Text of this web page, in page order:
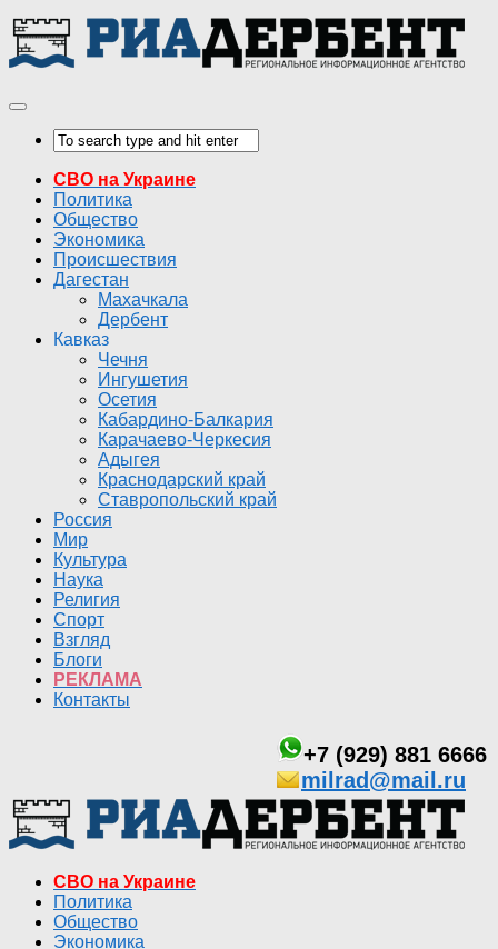
СВО на Украине
Политика
Общество
Экономика
Происшествия
Дагестан
Махачкала
Дербент
Кавказ
Чечня
Ингушетия
Осетия
Кабардино-Балкария
Карачаево-Черкесия
Адыгея
Краснодарский край
Ставропольский край
Россия
Мир
Культура
Наука
Религия
Спорт
Взгляд
Блоги
РЕКЛАМА
Контакты
+7 (929) 881 6666
milrad@mail.ru
СВО на Украине
Политика
Общество
Экономика